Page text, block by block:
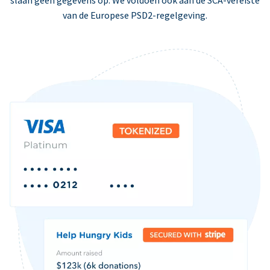
van de Europese PSD2-regelgeving.